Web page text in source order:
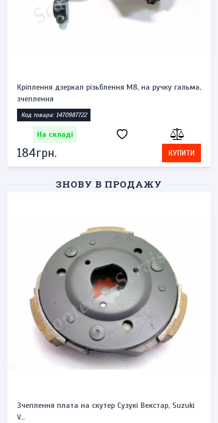
Кріплення дзеркал різьблення М8, на ручку гальма,
зчеплення
Код товара: 1470987722
На складі
184грн. КУПИТИ
ЗНОВУ В ПРОДАЖУ
Зчеплення плата на скутер Сузукі Векстар, Suzuki
V...